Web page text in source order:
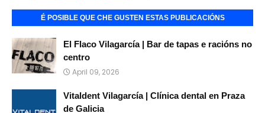
É POSIBLE QUE CHE GUSTEN ESTAS PUBLICACIÓNS
El Flaco Vilagarcía | Bar de tapas e racións no
centro
April 09, 2026
Vitaldent Vilagarcía | Clínica dental en Praza
de Galicia